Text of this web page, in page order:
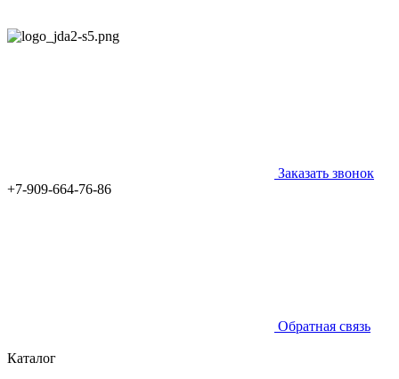
Заказать звонок
+7-909-664-76-86
Обратная связь
Каталог